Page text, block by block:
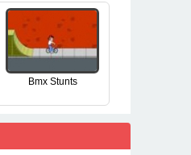
Bmx Stunts